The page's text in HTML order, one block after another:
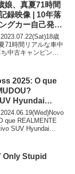
娘、真夏71時間
像 | 10年落
グカー自己発電
移住内見車中泊
歳
71時間リアルな車中
中古キャンピング
アー好...
2025: O que
Hyundai
Nissan
que REALMENTE
SUV Hyundai
Only Stupid